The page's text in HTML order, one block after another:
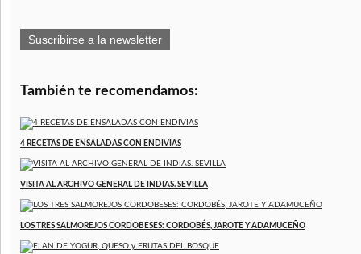
Suscribirse a la newsletter
También te recomendamos:
4 RECETAS DE ENSALADAS CON ENDIVIAS
VISITA AL ARCHIVO GENERAL DE INDIAS. SEVILLA
LOS TRES SALMOREJOS CORDOBESES: CORDOBÉS, JAROTE Y ADAMUCEÑO